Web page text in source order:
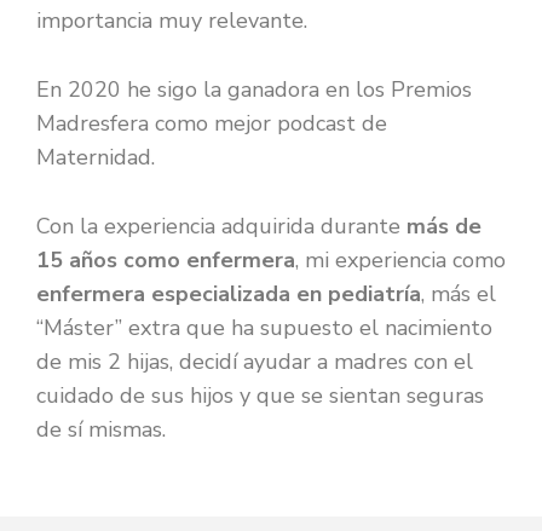
importancia muy relevante.
En 2020 he sigo la ganadora en los Premios
Madresfera como mejor podcast de
Maternidad.
Con la experiencia adquirida durante más de
15 años como enfermera, mi experiencia como
enfermera especializada en pediatría, más el
“Máster” extra que ha supuesto el nacimiento
de mis 2 hijas, decidí ayudar a madres con el
cuidado de sus hijos y que se sientan seguras
de sí mismas.